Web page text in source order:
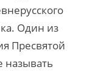
Один из
Пресвятой
называть